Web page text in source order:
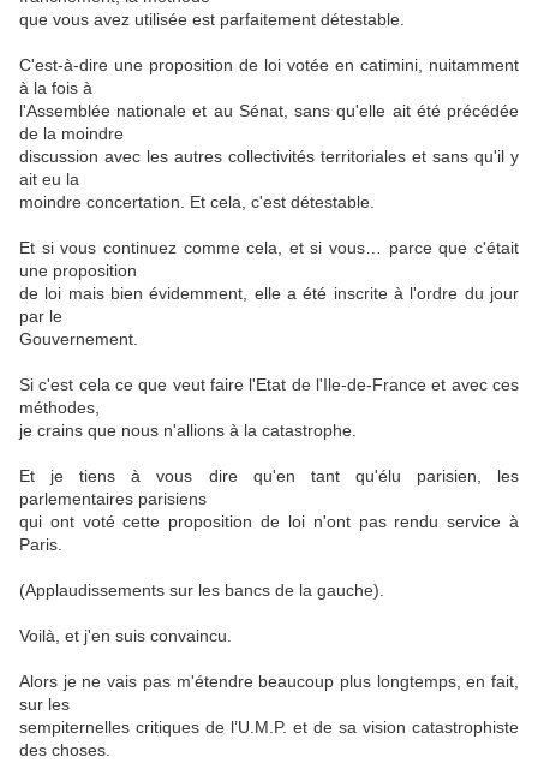
que vous avez utilisée est parfaitement détestable.
C'est-à-dire une proposition de loi votée en catimini, nuitamment
à la fois à
l'Assemblée nationale et au Sénat, sans qu'elle ait été précédée
de la moindre
discussion avec les autres collectivités territoriales et sans qu'il y
ait eu la
moindre concertation. Et cela, c'est détestable.
Et si vous continuez comme cela, et si vous… parce que c'était
une proposition
de loi mais bien évidemment, elle a été inscrite à l'ordre du jour
par le
Gouvernement.
Si c'est cela ce que veut faire l'Etat de l'Ile-de-France et avec ces
méthodes,
je crains que nous n'allions à la catastrophe.
Et je tiens à vous dire qu'en tant qu'élu parisien, les
parlementaires parisiens
qui ont voté cette proposition de loi n'ont pas rendu service à
Paris.
(Applaudissements sur les bancs de la gauche).
Voilà, et j'en suis convaincu.
Alors je ne vais pas m'étendre beaucoup plus longtemps, en fait,
sur les
sempiternelles critiques de l’U.M.P. et de sa vision catastrophiste
des choses.